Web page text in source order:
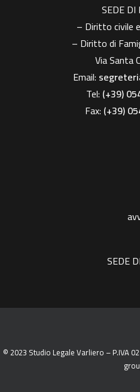
SEDE
– Diritto civile
– Diritto di
Via Santa
Email:
Tel: (+39)
Fax: (+39)
SEDE
© 2023 Studio Legale Varliero – P.IVA